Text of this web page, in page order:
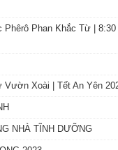
Phêrô Phan Khắc Từ | 8:30
Vườn Xoài | Tết An Yên
NHÀ TĨNH DƯỠNG